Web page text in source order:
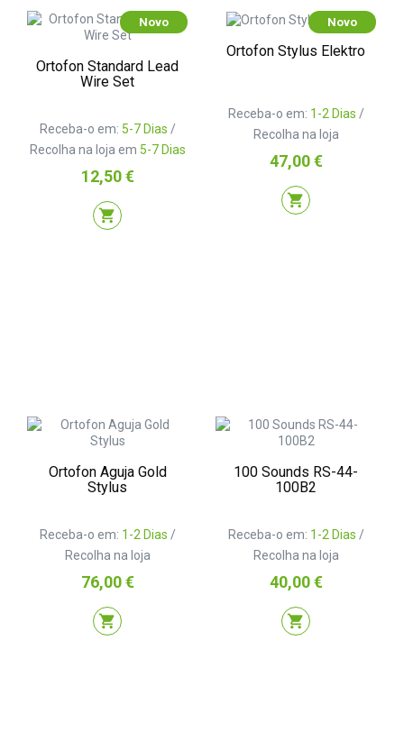
Novo
Ortofon Standard Lead
Wire Set
Receba-o em: 5-7 Dias /
Recolha na loja em 5-7 Dias
Preço
12,50 €
shopping_cart
Novo
Ortofon Stylus Elektro
Receba-o em: 1-2 Dias /
Recolha na loja
Preço
47,00 €
shopping_cart
Ortofon Aguja Gold
Stylus
Receba-o em: 1-2 Dias /
Recolha na loja
Preço
76,00 €
shopping_cart
100 Sounds RS-44-
100B2
Receba-o em: 1-2 Dias /
Recolha na loja
Preço
40,00 €
shopping_cart